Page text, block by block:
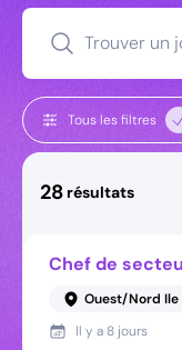
Trouver un
Tous les filtres
28 résultats
Chef de
Ouest/Nord Ile
Il y a 8 jours